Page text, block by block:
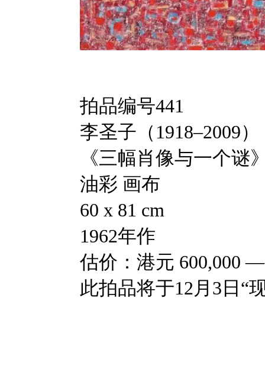
拍品编号441
李圣子（1918–2009）
《三幅肖像与一个谜
油彩 画布
60 x 81 cm
1962年作
估价：港元 600,000 —
此拍品将于12月3日“